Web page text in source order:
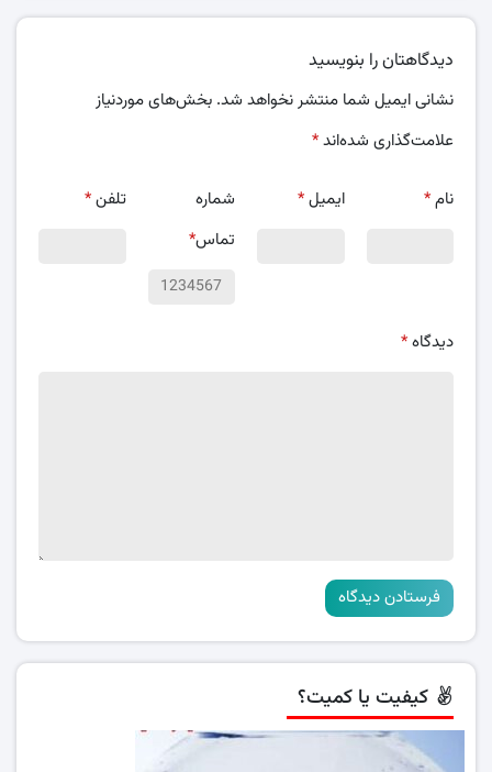
دیدگاهتان را بنویسید
نشانی ایمیل شما منتشر نخواهد شد. بخش‌های موردنیاز
علامت‌گذاری شده‌اند*
نام* ایمیل*
شماره
تماس*
تلفن*
دیدگاه*
کیفیت یا کمیت؟